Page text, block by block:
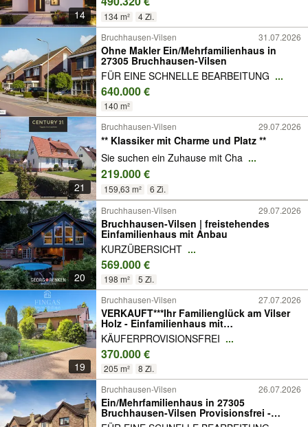
14 134 m²
4 Zi.
Bruchhausen-Vilsen
31.07.2026
Ohne Makler Ein/Mehrfamilienhaus in
27305 Bruchhausen-Vilsen
FÜR EINE SCHNELLE BEARBEITUNG ...
640.000 €
140 m²
21
Bruchhausen-Vilsen 29.07.2026
** Klassiker mit Charme und Platz **
Sie suchen ein Zuhause mit Cha ...
219.000 €
159,63 m² 6 Zi.
20
Bruchhausen-Vilsen 29.07.2026
Bruchhausen-Vilsen | freistehendes
Einfamilienhaus mit Anbau
KURZÜBERSICHT ...
569.000 €
198 m² 5 Zi.
19
Bruchhausen-Vilsen 27.07.2026
VERKAUFT***Ihr Familienglück am Vilser
Holz - Einfamilienhaus mit
Einliegerwohnung***
KÄUFERPROVISIONSFREI ...
370.000 €
205 m²
8 Zi.
Bruchhausen-Vilsen
26.07.2026
Ein/Mehrfamilienhaus in 27305
Bruchhausen-Vilsen Provisionsfrei -
schnell sein!